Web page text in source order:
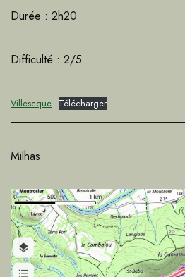
Durée : 2h20
Difficulté : 2/5
Villeseque Télécharger
Milhas